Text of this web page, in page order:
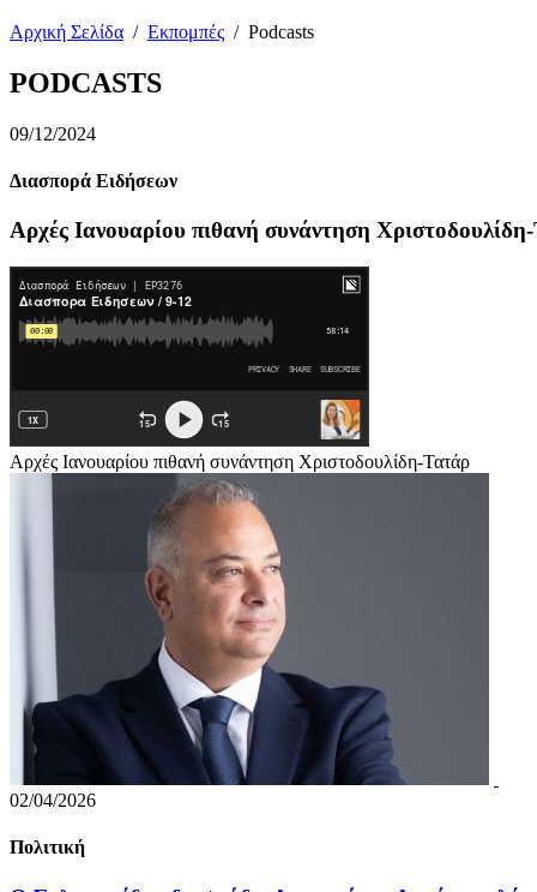
Αρχική Σελίδα / Εκπομπές / Podcasts
PODCASTS
09/12/2024
Διασπορά Ειδήσεων
Αρχές Ιανουαρίου πιθανή συνάντηση
Αρχές Ιανουαρίου πιθανή συνάντηση Χριστοδουλίδη-Τατάρ
02/04/2026
Πολιτική